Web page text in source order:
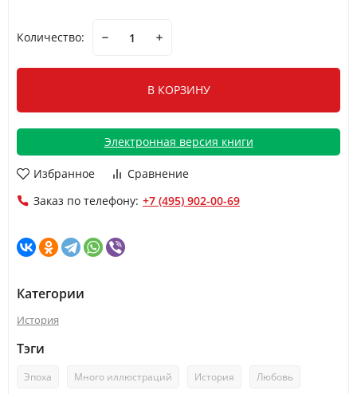
Количество:
В КОРЗИНУ
Электронная версия книги
Избранное
Сравнение
Заказ по телефону: +7 (495) 902-00-69
Категории
История
Тэги
Эпоха Много иллюстраций История Любовь